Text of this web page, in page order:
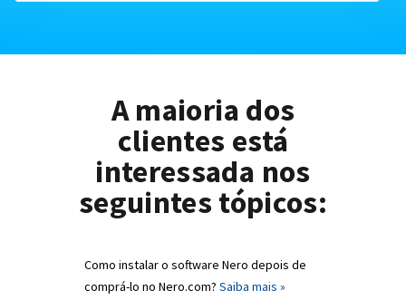
A maioria dos
clientes está
interessada nos
seguintes tópicos:
Como instalar o software Nero depois de
comprá-lo no Nero.com? Saiba mais »